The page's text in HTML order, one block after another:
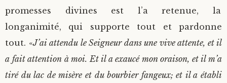
promesses divines est l’a retenue, la
longanimité, qui supporte tout et pardonne
tout. «J’ai attendu le Seigneur dans une vive attente, et il
a fait attention à moi. Et il a exaucé mon oraison, et il m’a
tiré du lac de misère et du bourbier fangeux; et il a établi